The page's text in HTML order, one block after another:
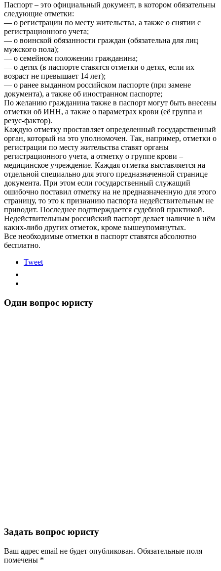
Паспорт – это официальный документ, в котором обязательны
следующие отметки:
— о регистрации по месту жительства, а также о снятии с
регистрационного учета;
— о воинской обязанности граждан (обязательна для лиц
мужского пола);
— о семейном положении гражданина;
— о детях (в паспорте ставятся отметки о детях, если их
возраст не превышает 14 лет);
— о ранее выданном российском паспорте (при замене
документа), а также об иностранном паспорте;
По желанию гражданина также в паспорт могут быть внесены
отметки об ИНН, а также о параметрах крови (её группа и
резус-фактор).
Каждую отметку проставляет определенный государственный
орган, который на это уполномочен. Так, например, отметки о
регистрации по месту жительства ставят органы
регистрационного учета, а отметку о группе крови –
медицинское учреждение. Каждая отметка выставляется на
отдельной специально для этого предназначенной странице
документа. При этом если государственный служащий
ошибочно поставил отметку на не предназначенную для этого
страницу, то это к признанию паспорта недействительным не
приводит. Последнее подтверждается судебной практикой.
Недействительным российский паспорт делает наличие в нём
каких-либо других отметок, кроме вышеупомянутых.
Все необходимые отметки в паспорт ставятся абсолютно
бесплатно.
Tweet
Один вопрос юристу
Задать вопрос юристу
Ваш адрес email не будет опубликован. Обязательные поля
помечены *